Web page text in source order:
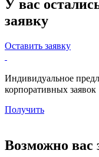
У вас
заявку
Оставить заявку
Индивидуальное
корпоративных заявок
Получить
Возможно вас